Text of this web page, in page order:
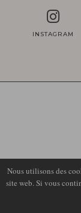
INSTAGRAM
Nous utilisons des
site web. Si vous